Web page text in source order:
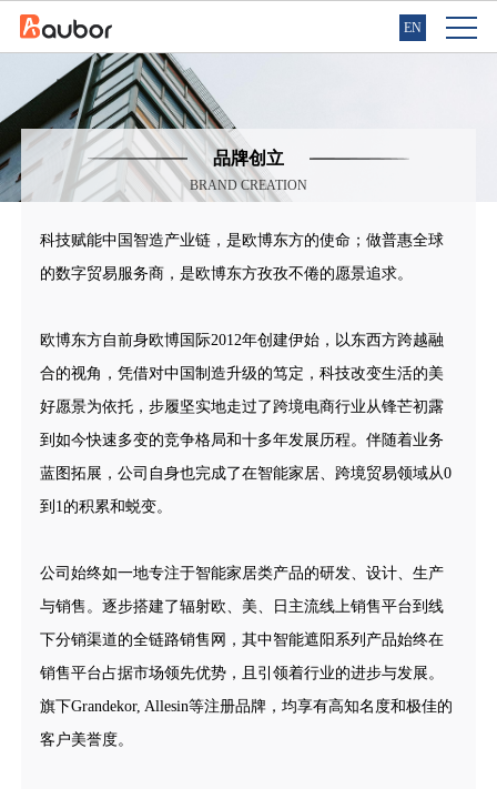
EN
品牌创立
BRAND CREATION
科技赋能中国智造产业链，是欧博东方的使命；做普惠全球
的数字贸易服务商，是欧博东方孜孜不倦的愿景追求。
欧博东方自前身欧博国际2012年创建伊始，以东西方跨越融
合的视角，凭借对中国制造升级的笃定，科技改变生活的美
好愿景为依托，步履坚实地走过了跨境电商行业从锋芒初露
到如今快速多变的竞争格局和十多年发展历程。伴随着业务
蓝图拓展，公司自身也完成了在智能家居、跨境贸易领域从0
到1的积累和蜕变。
公司始终如一地专注于智能家居类产品的研发、设计、生产
与销售。逐步搭建了辐射欧、美、日主流线上销售平台到线
下分销渠道的全链路销售网，其中智能遮阳系列产品始终在
销售平台占据市场领先优势，且引领着行业的进步与发展。
旗下Grandekor, Allesin等注册品牌，均享有高知名度和极佳的
客户美誉度。